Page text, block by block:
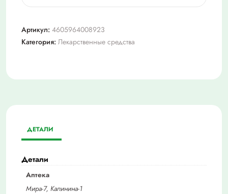
Артикул: 4605964008923
Категория: Лекарственные средства
ДЕТАЛИ
Детали
Аптека
Мира-7, Калинина-1